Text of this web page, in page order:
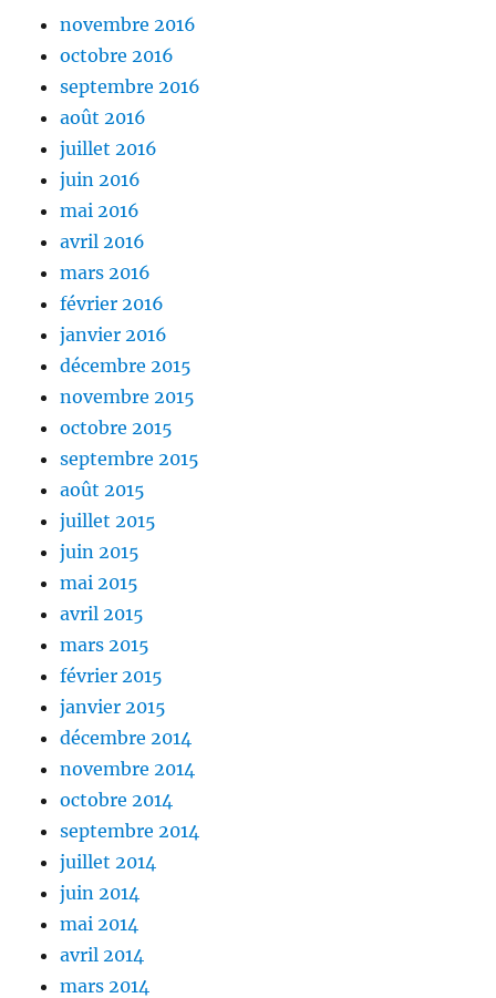
novembre 2016
octobre 2016
septembre 2016
août 2016
juillet 2016
juin 2016
mai 2016
avril 2016
mars 2016
février 2016
janvier 2016
décembre 2015
novembre 2015
octobre 2015
septembre 2015
août 2015
juillet 2015
juin 2015
mai 2015
avril 2015
mars 2015
février 2015
janvier 2015
décembre 2014
novembre 2014
octobre 2014
septembre 2014
juillet 2014
juin 2014
mai 2014
avril 2014
mars 2014